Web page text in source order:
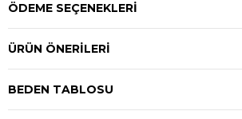
ÖDEME SEÇENEKLERI
ÜRÜN ÖNERILERI
BEDEN TABLOSU